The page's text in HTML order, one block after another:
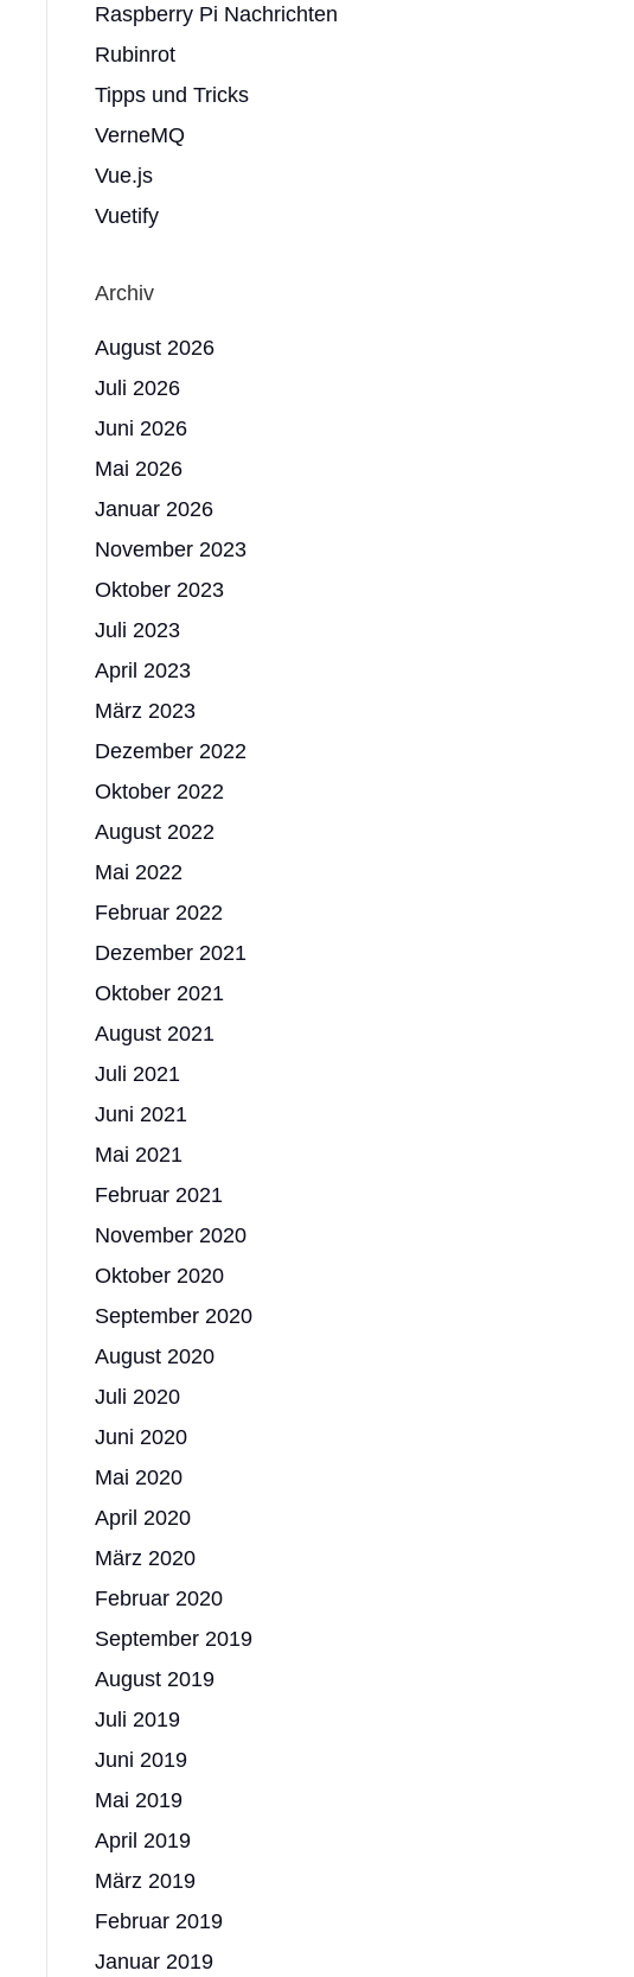
Raspberry Pi Nachrichten
Rubinrot
Tipps und Tricks
VerneMQ
Vue.js
Vuetify
Archiv
August 2026
Juli 2026
Juni 2026
Mai 2026
Januar 2026
November 2023
Oktober 2023
Juli 2023
April 2023
März 2023
Dezember 2022
Oktober 2022
August 2022
Mai 2022
Februar 2022
Dezember 2021
Oktober 2021
August 2021
Juli 2021
Juni 2021
Mai 2021
Februar 2021
November 2020
Oktober 2020
September 2020
August 2020
Juli 2020
Juni 2020
Mai 2020
April 2020
März 2020
Februar 2020
September 2019
August 2019
Juli 2019
Juni 2019
Mai 2019
April 2019
März 2019
Februar 2019
Januar 2019